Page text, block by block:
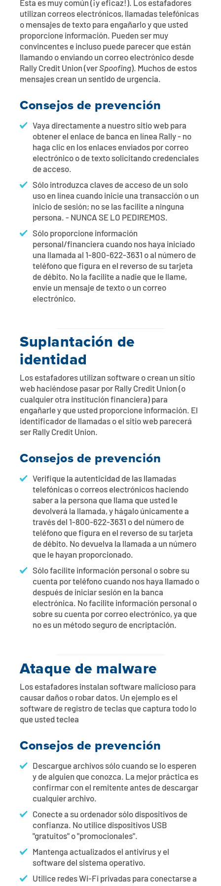
Ésta es muy común (¡y eficaz!). Los estafadores
utilizan correos electrónicos, llamadas telefónicas
o mensajes de texto para engañarlo y que usted
proporcione información. Pueden ser muy
convincentes e incluso puede parecer que están
llamando o enviando un correo electrónico desde
Rally Credit Union (ver Spoofing). Muchos de estos
mensajes crean un sentido de urgencia.
Consejos de prevención
Vaya directamente a nuestro sitio web para
obtener el enlace de banca en línea Rally - no
haga clic en los enlaces enviados por correo
electrónico o de texto solicitando credenciales
de acceso.
Sólo introduzca claves de acceso de un solo
uso en línea cuando inicie una transacción o un
inicio de sesión; no se las facilite a ninguna
persona. - NUNCA SE LO PEDIREMOS.
Sólo proporcione información
personal/financiera cuando nos haya iniciado
una llamada al 1-800-622-3631 o al número de
teléfono que figura en el reverso de su tarjeta
de débito. No la facilite a nadie que le llame,
envíe un mensaje de texto o un correo
electrónico.
Suplantación de
identidad
Los estafadores utilizan software o crean un sitio
web haciéndose pasar por Rally Credit Union (o
cualquier otra institución financiera) para
engañarle y que usted proporcione información. El
identificador de llamadas o el sitio web parecerá
ser Rally Credit Union.
Consejos de prevención
Verifique la autenticidad de las llamadas
telefónicas o correos electrónicos haciendo
saber a la persona que llama que usted le
devolverá la llamada, y hágalo únicamente a
través del 1-800-622-3631 o del número de
teléfono que figura en el reverso de su tarjeta
de débito. No devuelva la llamada a un número
que le hayan proporcionado.
Sólo facilite información personal o sobre su
cuenta por teléfono cuando nos haya llamado o
después de iniciar sesión en la banca
electrónica. No facilite información personal o
sobre su cuenta por correo electrónico, ya que
no es un método seguro de encriptación.
Ataque de malware
Los estafadores instalan software malicioso para
causar daños o robar datos. Un ejemplo es el
software de registro de teclas que captura todo lo
que usted teclea
Consejos de prevención
Descargue archivos sólo cuando se lo esperen
y de alguien que conozca. La mejor práctica es
confirmar con el remitente antes de descargar
cualquier archivo.
Conecte a su ordenador sólo dispositivos de
confianza. No utilice dispositivos USB
"gratuitos" o "promocionales".
Mantenga actualizados el antivirus y el
software del sistema operativo.
Utilice redes Wi-Fi privadas para conectarse a